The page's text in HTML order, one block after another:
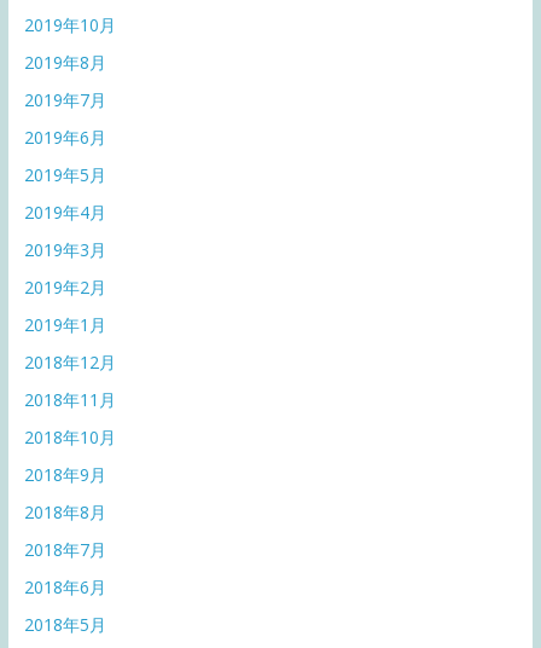
2019年10月
2019年8月
2019年7月
2019年6月
2019年5月
2019年4月
2019年3月
2019年2月
2019年1月
2018年12月
2018年11月
2018年10月
2018年9月
2018年8月
2018年7月
2018年6月
2018年5月